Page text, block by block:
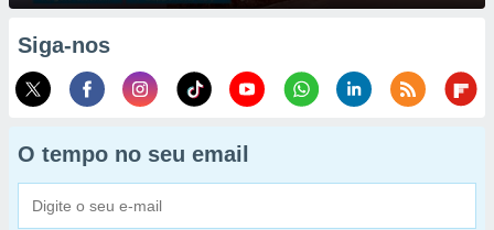
Siga-nos
O tempo no seu email